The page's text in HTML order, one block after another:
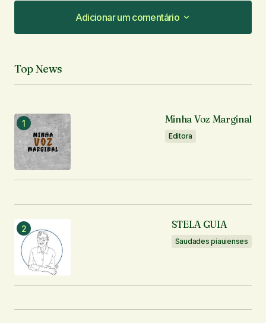
Adicionar um comentário
Adicionar um comentário
O seu endereço de e-mail não será publicado.
Comentário
Seu nome*
Seu e-mail
Enviar comentário
Top News
Minha Voz Marginal
Editora
STELA GUIA
Saudades piauienses